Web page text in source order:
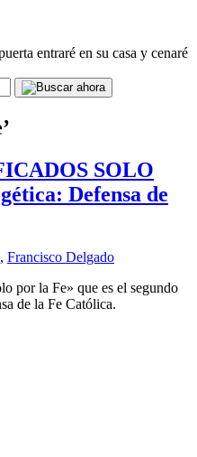
entraré en su casa y cenaré
SOLO
Defensa de
, Francisco Delgado
por la Fe» que es el segundo
de la Fe Católica.